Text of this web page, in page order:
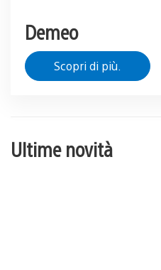
Demeo
Scopri di più.
Ultime novità